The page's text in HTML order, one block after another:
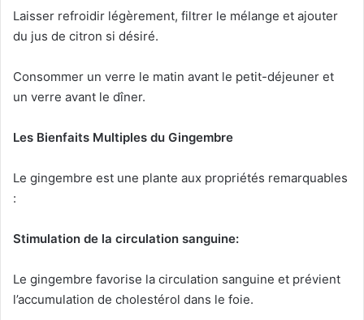
Laisser refroidir légèrement, filtrer le mélange et ajouter
du jus de citron si désiré.
Consommer un verre le matin avant le petit-déjeuner et
un verre avant le dîner.
Les Bienfaits Multiples du Gingembre
Le gingembre est une plante aux propriétés remarquables
:
Stimulation de la circulation sanguine:
Le gingembre favorise la circulation sanguine et prévient
l’accumulation de cholestérol dans le foie.